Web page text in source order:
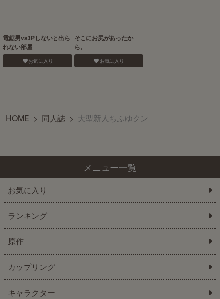
電鋸男vs3Pしないと出ら
れない部屋
お気に入り
そこにお尻があったか
ら。
お気に入り
HOME > 同人誌 > 大型新人ちふゆクン
メニュー一覧
お気に入り
ランキング
原作
カップリング
キャラクター